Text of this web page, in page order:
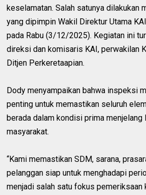
keselamatan. Salah satunya dilakukan
yang dipimpin Wakil Direktur Utama
pada Rabu (3/12/2025). Kegiatan ini
direksi dan komisaris KAI, perwakilan
Ditjen Perkeretaapian.
Dody menyampaikan bahwa inspeksi
penting untuk memastikan seluruh
berada dalam kondisi prima menjelang
masyarakat.
“Kami memastikan SDM, sarana,
pelanggan siap untuk menghadapi
menjadi salah satu fokus pemeriksaan